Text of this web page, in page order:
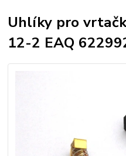
Uhlíky pro
12-2 EAQ